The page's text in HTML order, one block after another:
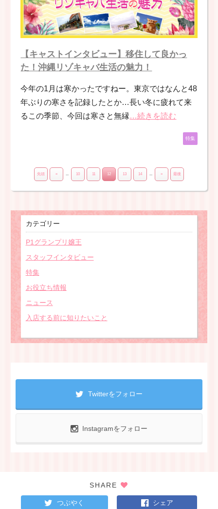
【キャストインタビュー】移住して良かっ
た！沖縄リゾキャバ生活の魅力！
今年の1月は寒かったですねー。東京ではなんと48
年ぶりの寒さを記録したとか…長い冬に疲れて来
るこの季節、今回は寒さと無縁…続きを読む
特集
先頭 « ... 10 11 12 13 14 ... » 最後
カテゴリー
P1グランプリ嬢王
スタッフインタビュー
特集
お役立ち情報
ニュース
入店する前に知りたいこと
Twitterをフォロー
Instagramをフォロー
SHARE
つぶやく シェア